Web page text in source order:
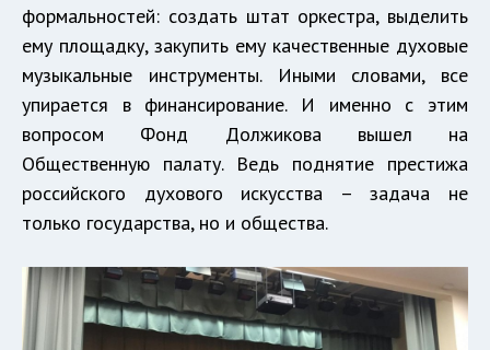
формальностей: создать штат оркестра, выделить
ему площадку, закупить ему качественные духовые
музыкальные инструменты. Иными словами, все
упирается в финансирование. И именно с этим
вопросом Фонд Должикова вышел на
Общественную палату. Ведь поднятие престижа
российского духового искусства – задача не
только государства, но и общества.